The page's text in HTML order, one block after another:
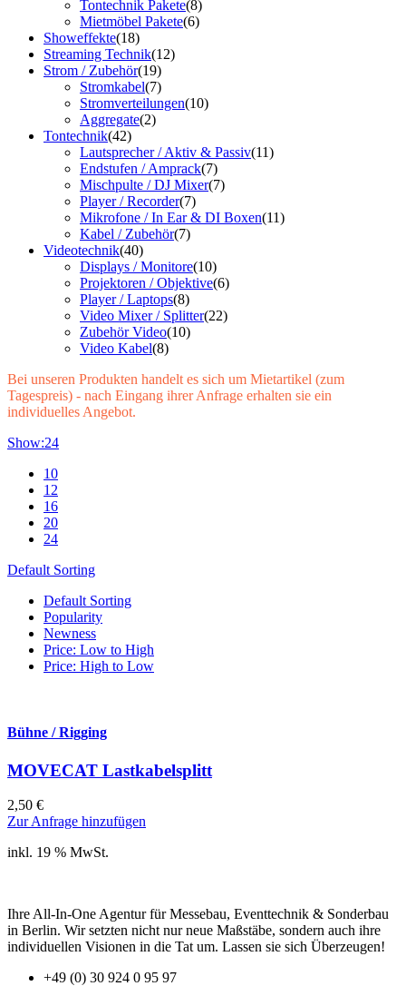
Tontechnik Pakete(8)
Mietmöbel Pakete(6)
Showeffekte(18)
Streaming Technik(12)
Strom / Zubehör(19)
Stromkabel(7)
Stromverteilungen(10)
Aggregate(2)
Tontechnik(42)
Lautsprecher / Aktiv & Passiv(11)
Endstufen / Amprack(7)
Mischpulte / DJ Mixer(7)
Player / Recorder(7)
Mikrofone / In Ear & DI Boxen(11)
Kabel / Zubehör(7)
Videotechnik(40)
Displays / Monitore(10)
Projektoren / Objektive(6)
Player / Laptops(8)
Video Mixer / Splitter(22)
Zubehör Video(10)
Video Kabel(8)
Bei unseren Produkten handelt es sich um Mietartikel (zum
Tagespreis) - nach Eingang ihrer Anfrage erhalten sie ein
individuelles Angebot.
Show:24
10
12
16
20
24
Default Sorting
Default Sorting
Popularity
Newness
Price: Low to High
Price: High to Low
Bühne / Rigging
MOVECAT Lastkabelsplitt
2,50 €
Zur Anfrage hinzufügen
inkl. 19 % MwSt.
Ihre All-In-One Agentur für Messebau, Eventtechnik & Sonderbau
in Berlin. Wir setzten nicht nur neue Maßstäbe, sondern auch ihre
individuellen Visionen in die Tat um. Lassen sie sich Überzeugen!
+49 (0) 30 924 0 95 97